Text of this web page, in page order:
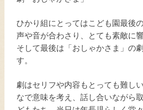
ひかり組にとってはこども園最後
声や音が合わさり、とても素敵に
そして最後は「おしゃかさま」の
す。
劇はセリフや内容もとっても難し
なで意味を考え、話し合いながら